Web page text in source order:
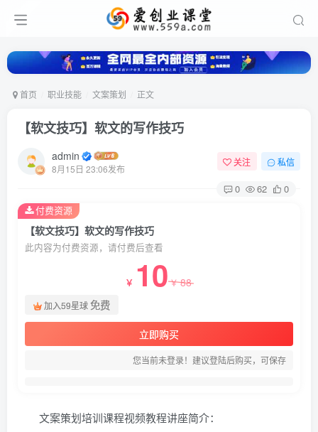
首页 职业技能 文案策划 正文
【软文技巧】软文的写作技巧
admin
8月15日 23:06发布
关注 私信
0 62 0
【软文技巧】软文的写作技巧
此内容为付费资源，请付费后查看
￥ 10￥88
加入59星球免费
立即购买
您当前未登录！建议登陆后购买，可保存
付费资源
文案策划培训课程视频教程讲座简介：